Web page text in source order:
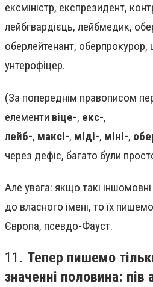
ексміністр, експрезидент,
лейбгвардієць, лейбмедик,
оберлейтенант, оберпрокурор,
унтерофіцер.
(За попереднім правописом
елементи віце-, екс-,
лейб-, максі-, міді-, міні-,
через дефіс, багато були
Але увага: якщо такі
до власного імені, то їх
Європа, псевдо-Фауст.
11. Тепер пишемо
значенні половина: пів